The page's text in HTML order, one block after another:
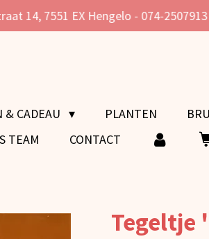
14, 7551 EX Hengelo - 074-
& CADEAU PLANTEN
TEAM CONTACT
Tegeltje